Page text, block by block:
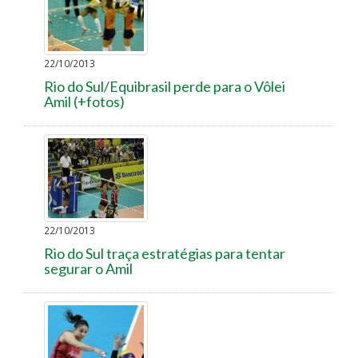
22/10/2013
Rio do Sul/Equibrasil perde para o Vôlei
Amil (+fotos)
22/10/2013
Rio do Sul traça estratégias para tentar
segurar o Amil